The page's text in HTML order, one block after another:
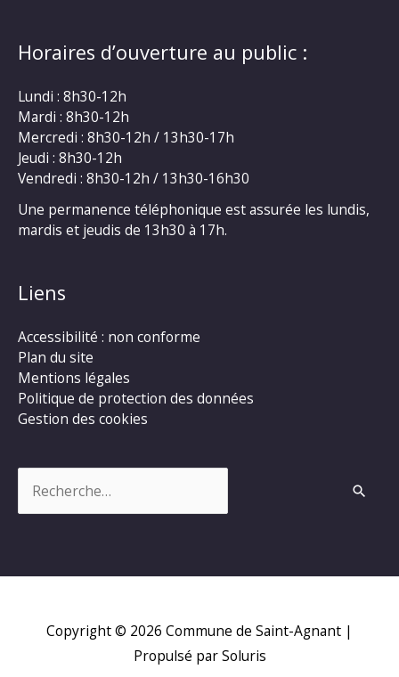
Horaires d’ouverture au public :
Lundi : 8h30-12h
Mardi : 8h30-12h
Mercredi : 8h30-12h / 13h30-17h
Jeudi : 8h30-12h
Vendredi : 8h30-12h / 13h30-16h30
Une permanence téléphonique est assurée les lundis,
mardis et jeudis de 13h30 à 17h.
Liens
Accessibilité : non conforme
Plan du site
Mentions légales
Politique de protection des données
Gestion des cookies
Copyright © 2026 Commune de Saint-Agnant |
Propulsé par Soluris